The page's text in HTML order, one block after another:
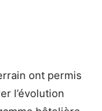
ont permis
l’évolution